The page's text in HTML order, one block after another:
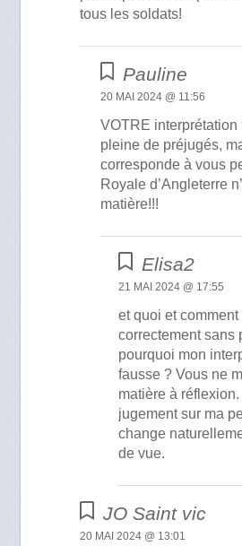
tous les soldats!
Pauline
20 MAI 2024 @ 11:56
VOTRE interprétation
pleine de préjugés,
corresponde à vous
Royale d’Angleterre
matière!!!
Elisa2
21 MAI 2024 @ 17:55
et quoi et
correctement sans
pourquoi mon
fausse ? Vous ne
matière à
jugement sur ma
change
de vue.
JO Saint vic
20 MAI 2024 @ 13:01